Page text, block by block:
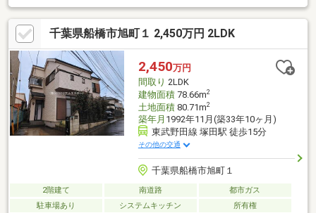
ートできます。■4SLDKのゆとりある間取りに加え、全居室収
納・納戸・床下収納を備えた収納充実プラン。住空間をすっきり
保ちやすく、ご家族それぞれの荷物も整理しやすい住まいです。
■東武アーバンパークライン「塚田」駅徒歩14分、JR「船橋法
典」駅へも自転車約12分と2路線利用可能。通勤・通学にも便利
な立地です。■旭小学校約950m、塚田小学校約1300m、いなげや
約1300m、船橋馬込郵便局約1200mなど生活施設も身近。す。
千葉県船橋市旭町１ 2,450万円 2LDK
2,450万円
間取り 2LDK
建物面積78.66m2
土地面積80.71m2
築年月 1992年11月(築33年10ヶ月)
東武野田線 塚田駅 徒歩15分
その他の交通
千葉県船橋市旭町１
2階建て 南道路
都市ガス
駐車場あり
システムキッチン 所有権